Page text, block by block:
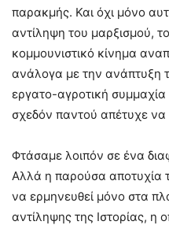
παρακμής. Και όχι μόνο
αντίληψη του μαρξισμού,
κομμουνιστικό κίνημα
ανάλογα με την ανάπτυξη
εργατο-αγροτική
σχεδόν παντού απέτυχε να
Φτάσαμε λοιπόν σε ένα
Αλλά η παρούσα αποτυχία
να ερμηνευθεί μόνο στα
αντίληψης της Ιστορίας, η